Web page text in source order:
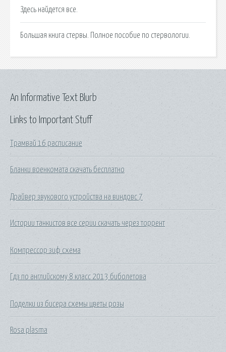
Здесь найдется все.
Большая книга стервы. Полное пособие по стервологии.
Links to Important Stuff
Трамвай 16 расписание
Бланки военкомата скачать бесплатно
Драйвер звукового устройства на виндовс 7
Истории танкистов все серии скачать через торрент
Компрессор зиф схема
Гдз по английскому 8 класс 2013 биболетова
Поделки из бисера схемы цветы розы
Rosa plasma
An Informative Text Blurb